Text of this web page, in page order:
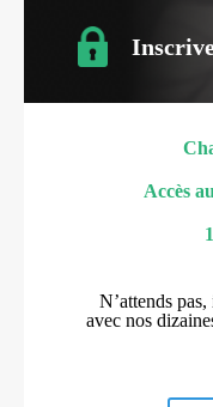
Accès
N’attends
avec nos